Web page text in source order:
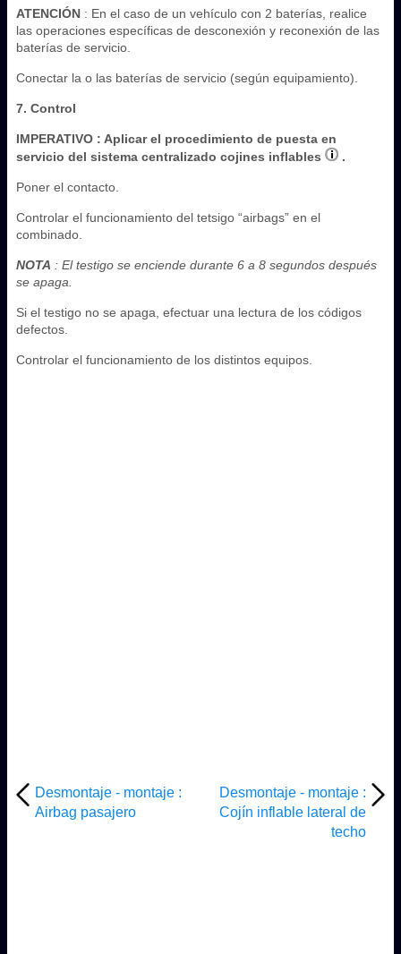
ATENCIÓN : En el caso de un vehículo con 2 baterías, realice
las operaciones específicas de desconexión y reconexión de las
baterías de servicio.
Conectar la o las baterías de servicio (según equipamiento).
7. Control
IMPERATIVO : Aplicar el procedimiento de puesta en
servicio del sistema centralizado cojines inflables
.
Poner el contacto.
Controlar el funcionamiento del tetsigo “airbags” en el
combinado.
NOTA : El testigo se enciende durante 6 a 8 segundos después
se apaga.
Si el testigo no se apaga, efectuar una lectura de los códigos
defectos.
Controlar el funcionamiento de los distintos equipos.
Desmontaje - montaje :
Airbag pasajero
Desmontaje - montaje :
Cojín inflable lateral de
techo